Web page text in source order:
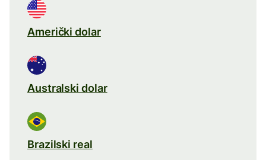
Američki dolar
Australski dolar
Brazilski real